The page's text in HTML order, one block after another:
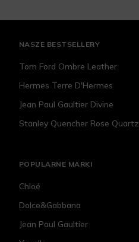
NASZE BESTSELLERY
Tom Ford Ombre Leather
Hermes Terre D'Hermes
Jean Paul Gaultier Divine
Stanley Quencher Rose Quartz
POPULARNE MARKI
Chloé
Dolce&Gabbana
Jean Paul Gaultier